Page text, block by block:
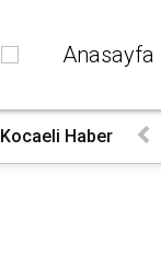
Anasayfa
Kocaeli Haber